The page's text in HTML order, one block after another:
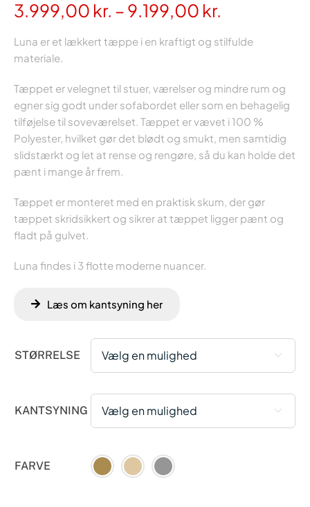
3.999,00 kr. –9.199,00 kr.
3.999,00
9.199,00
Luna er et lækkert tæppe i en kraftigt og stilfulde
materiale.
Tæppet er velegnet til stuer, værelser og mindre rum og
egner sig godt under sofabordet eller som en behagelig
tilføjelse til soveværelset. Tæppet er vævet i 100 %
Polyester, hvilket gør det blødt og smukt, men samtidig
slidstærkt og let at rense og rengøre, så du kan holde det
pænt i mange år frem.
Tæppet er monteret med en praktisk skum, der gør
tæppet skridsikkert og sikrer at tæppet ligger pænt og
fladt på gulvet.
Luna findes i 3 flotte moderne nuancer.
Læs om kantsyning her
STØRRELSE 
KANTSYNING 
FARVE